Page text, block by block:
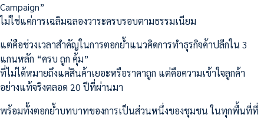
Campaign”
ไม่ใช่แค่การเฉลิมฉลองวาระครบรอบตามธรรมเนียม
แต่คือช่วงเวลาสำคัญในการตอกย้ำแนวคิดการทำธุรกิจค้าปลีกใน 3
แกนหลัก “ครบ ถูก คุ้ม”
ที่ไม่ได้หมายถึงแค่สินค้าเยอะหรือราคาถูก แต่คือความเข้าใจลูกค้า
อย่างแท้จริงตลอด 20 ปีที่ผ่านมา
พร้อมทั้งตอกย้ำบทบาทของการเป็นส่วนหนึ่งของชุมชน ในทุกพื้นที่ที่